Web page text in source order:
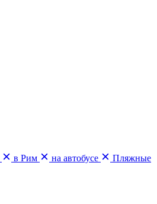
в Рим на автобусе Пляжные